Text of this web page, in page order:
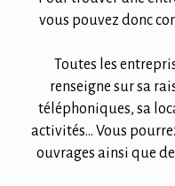
vous pouvez donc
Toutes les
renseigne sur sa
téléphoniques, sa
activités… Vous
ouvrages ainsi que